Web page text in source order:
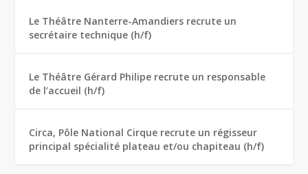
Le Théâtre Nanterre-Amandiers recrute un
secrétaire technique (h/f)
Le Théâtre Gérard Philipe recrute un responsable
de l’accueil (h/f)
Circa, Pôle National Cirque recrute un régisseur
principal spécialité plateau et/ou chapiteau (h/f)